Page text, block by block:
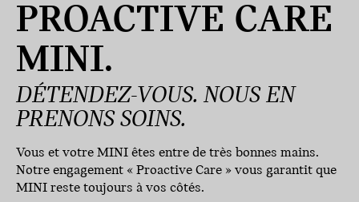
PROACTIVE CARE
MINI.
DÉTENDEZ-VOUS. NOUS EN
PRENONS SOINS.
Vous et votre MINI êtes entre de très bonnes mains.
Notre engagement « Proactive Care » vous garantit que
MINI reste toujours à vos côtés.